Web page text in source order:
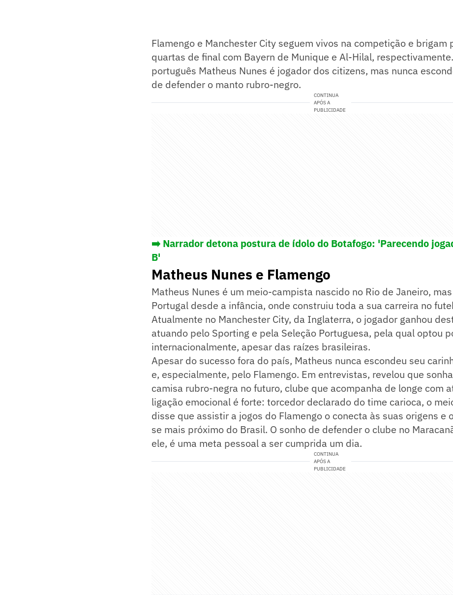
Flamengo e Manchester City seguem vivos na competição e brigam
quartas de final com Bayern de Munique e Al-Hilal,
português Matheus Nunes é jogador dos citizens, mas nunca
de defender o manto rubro-negro.
CONTINUA
APÓS A
PUBLICIDADE
➡️ Narrador detona postura de ídolo do Botafogo: 'Parecendo
B'
Matheus Nunes e Flamengo
Matheus Nunes é um meio-campista nascido no Rio de Janeiro,
Portugal desde a infância, onde construiu toda a sua carreira no
Atualmente no Manchester City, da Inglaterra, o jogador ganhou
atuando pelo Sporting e pela Seleção Portuguesa, pela qual optou
internacionalmente, apesar das raízes brasileiras.
Apesar do sucesso fora do país, Matheus nunca escondeu seu
e, especialmente, pelo Flamengo. Em entrevistas, revelou que
camisa rubro-negra no futuro, clube que acompanha de longe com
ligação emocional é forte: torcedor declarado do time carioca, o
disse que assistir a jogos do Flamengo o conecta às suas origens e
se mais próximo do Brasil. O sonho de defender o clube no
ele, é uma meta pessoal a ser cumprida um dia.
CONTINUA
APÓS A
PUBLICIDADE